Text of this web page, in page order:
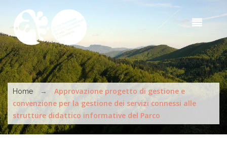
Tu sei qui
Home →
Approvazione progetto di gestione e
convenzione per la gestione dei servizi connessi alle
strutture didattico informative del Parco